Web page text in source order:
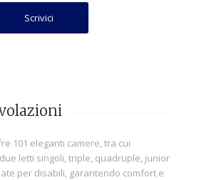
Scrivici
101 eleganti camere, tra cui
letti singoli, triple, quadruple, junior
per disabili, garantendo comfort e